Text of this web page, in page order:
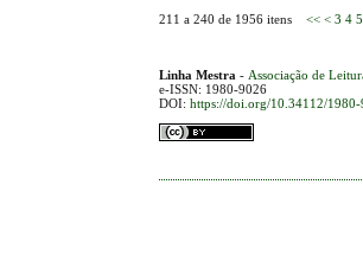
211 a 240 de 1956 itens<< < 3 4 5
Linha Mestra- Associação de
e-ISSN: 1980-9026
DOI:https://doi.org/10.34112/